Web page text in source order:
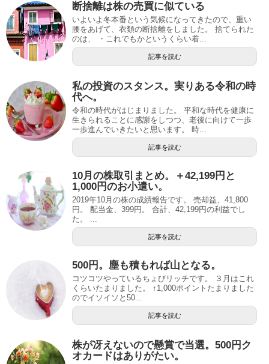
断捨離は株の売買に似ている
いよいよ冬本番という気候になってきたので、重い
腰をあげて、衣類の断捨離をしました。 捨てられた
のは、 ・これでもかというくらい着...
記事を読む
私の投資のスタンス。実りある令和の時
代へ。
令和の時代がはじまりました。 平和な時代を健康に
生きられることに感謝をしつつ、老後に向けて一歩
一歩進んでいきたいと思います。 時...
記事を読む
10月の株取引まとめ。＋42,199円と
1,000円のお小遣い。
2019年10月の株の成績報告です。 売却益、41,800
円。 配当金、399円。 合計、42,199円の利益でし
た。 ...
記事を読む
500円。塵も積もれば山となる。
コツコツやっているちょびリッチです。 ３月はこれ
くらいたまりました。 ↑1,000ポイントたまりました
のでイソイソと50...
記事を読む
株が冴えないので懸賞で当選。500円ク
オカードはありがたい。